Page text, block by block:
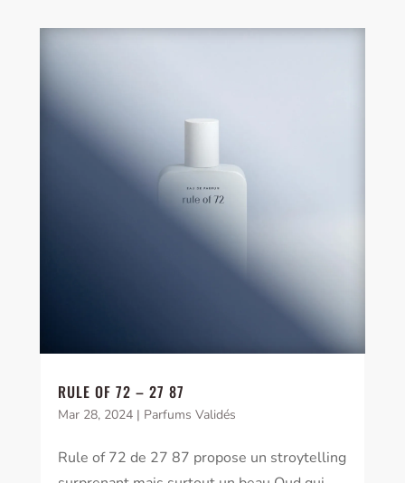
RULE OF 72 – 27 87
Mar 28, 2024| Parfums Validés
Rule of 72 de 27 87 propose un stroytelling